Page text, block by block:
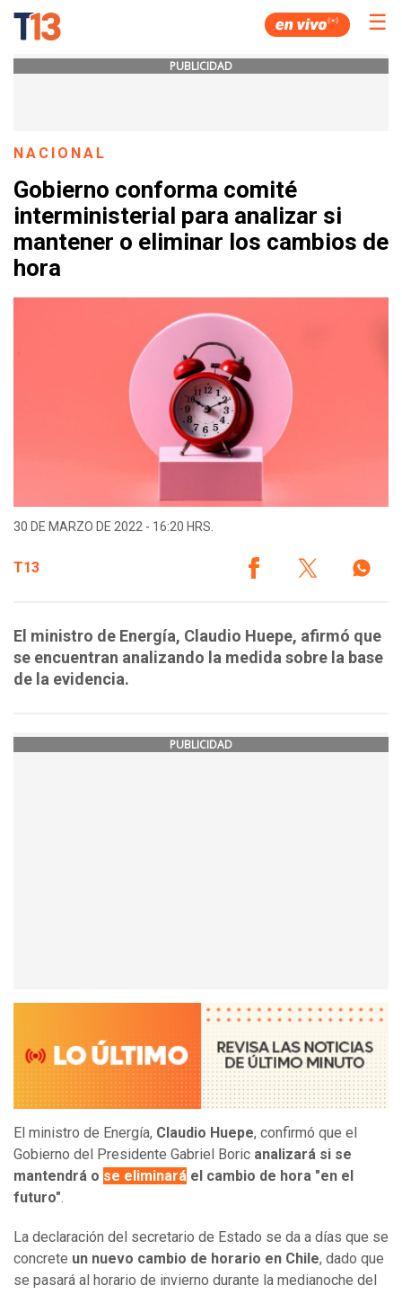
☰
PUBLICIDAD
NACIONAL
Gobierno conforma comité
interministerial para analizar si
mantener o eliminar los cambios de
hora
30 DE MARZO DE 2022 - 16:20 HRS.
T13
El ministro de Energía, Claudio Huepe, afirmó que
se encuentran analizando la medida sobre la base
de la evidencia.
PUBLICIDAD
El ministro de Energía, Claudio Huepe, confirmó que el
Gobierno del Presidente Gabriel Boric analizará si se
mantendrá o se eliminará el cambio de hora "en el
futuro".
La declaración del secretario de Estado se da a días que se
concrete un nuevo cambio de horario en Chile, dado que
se pasará al horario de invierno durante la medianoche del